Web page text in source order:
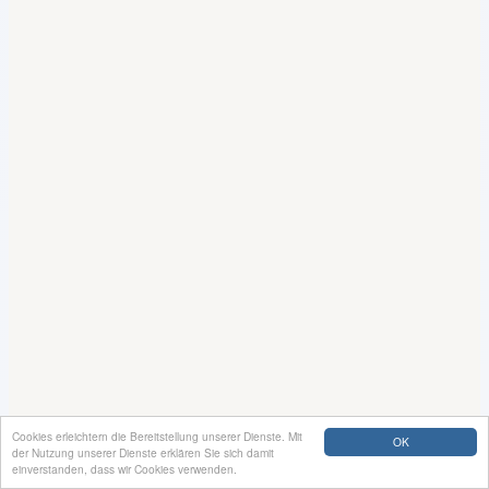
OK
Cookies erleichtern die Bereitstellung unserer Dienste. Mit
der Nutzung unserer Dienste erklären Sie sich damit
einverstanden, dass wir Cookies verwenden.